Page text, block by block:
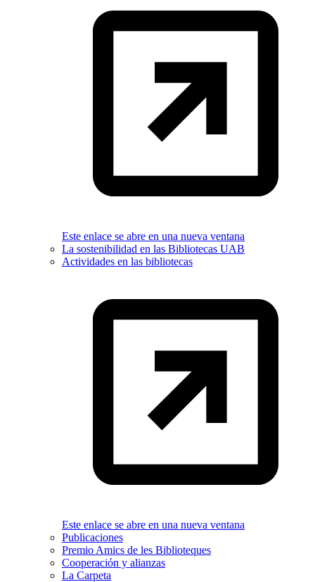
Este enlace se abre en una nueva ventana
La sostenibilidad en las Bibliotecas UAB
Actividades en las bibliotecas
Este enlace se abre en una nueva ventana
Publicaciones
Premio Amics de les Biblioteques
Cooperación y alianzas
La Carpeta